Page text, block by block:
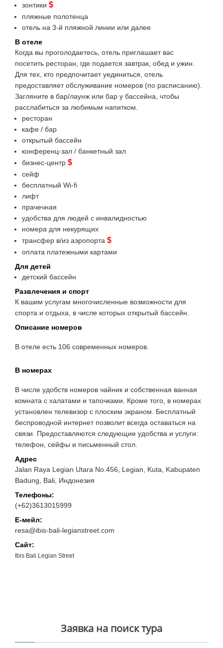
зонтики $
пляжные полотенца
отель на 3-й пляжной линии или далее
В отеле
Когда вы проголодаетесь, отель приглашает вас
посетить ресторан, где подается завтрак, обед и ужин.
Для тех, кто предпочитает уединиться, отель
предоставляет обслуживание номеров (по расписанию).
Загляните в бар/лаунж или бар у бассейна, чтобы
расслабиться за любимым напитком.
ресторан
кафе / бар
открытый бассейн
конференц-зал / банкетный зал
бизнес-центр $
сейф
бесплатный Wi-fi
лифт
прачечная
удобства для людей с инвалидностью
номера для некурящих
трансфер в/из аэропорта $
оплата платежными картами
Для детей
детский бассейн
Развлечения и спорт
К вашим услугам многочисленные возможности для
спорта и отдыха, в числе которых открытый бассейн.
Описание номеров
В отеле есть 106 современных номеров.
В номерах
В числе удобств номеров чайник и собственная ванная
комната с халатами и тапочками. Кроме того, в номерах
установлен телевизор с плоским экраном. Бесплатный
беспроводной интернет позволит всегда оставаться на
связи. Предоставляются следующие удобства и услуги:
телефон, сейфы и письменный стол.
Адрес
Jalan Raya Legian Utara No.456, Legian, Kuta, Kabupaten
Badung, Bali, Индонезия
Телефоны:
(+62)3613015999
Е-мейл:
resa@ibis-bali-legianstreet.com
Сайт:
Ibis Bali Legian Street
Заявка на поиск тура